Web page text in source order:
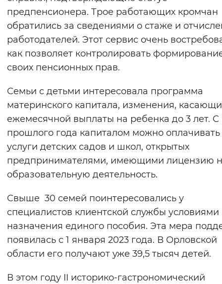
предпенсионера. Трое работающих кромчан
обратились за сведениями о стаже и
работодателей. Этот сервис очень
как позволяет контролировать
своих пенсионных прав.
Семьи с детьми интересовала программа
материнского капитала, изменения,
ежемесячной выплаты на ребенка до 3 лет. С
прошлого года капиталом можно оплачивать
услуги детских садов и школ, открытых
предпринимателями, имеющими лицензию
образовательную деятельность.
Свыше 30 семей поинтересовались у
специалистов клиентской службы условиями
назначения единого пособия. Эта мера
появилась с 1 января 2023 года. В Орловской
области его получают уже 39,5 тысяч детей.
В этом году II историко-гастрономический